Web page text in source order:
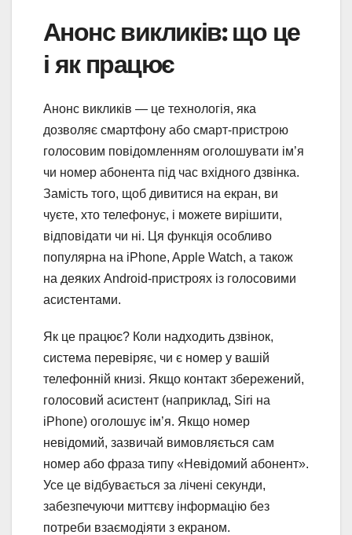
Анонс викликів: що це
і як працює
Анонс викликів — це технологія, яка
дозволяє смартфону або смарт-пристрою
голосовим повідомленням оголошувати ім’я
чи номер абонента під час вхідного дзвінка.
Замість того, щоб дивитися на екран, ви
чуєте, хто телефонує, і можете вирішити,
відповідати чи ні. Ця функція особливо
популярна на iPhone, Apple Watch, а також
на деяких Android-пристроях із голосовими
асистентами.
Як це працює? Коли надходить дзвінок,
система перевіряє, чи є номер у вашій
телефонній книзі. Якщо контакт збережений,
голосовий асистент (наприклад, Siri на
iPhone) оголошує ім’я. Якщо номер
невідомий, зазвичай вимовляється сам
номер або фраза типу «Невідомий абонент».
Усе це відбувається за лічені секунди,
забезпечуючи миттєву інформацію без
потреби взаємодіяти з екраном.